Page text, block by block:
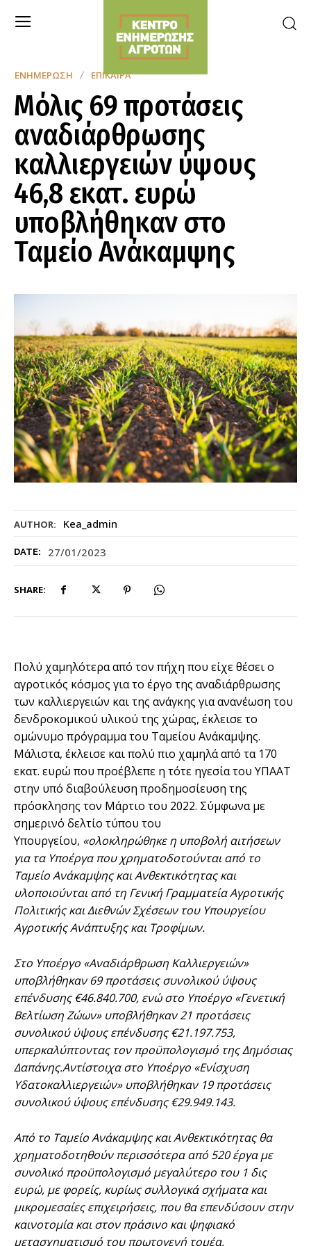
AUTHOR: Kea_admin
DATE: 27/01/2023
SHARE:
ΕΝΗΜΈΡΩΣΗ ΕΠΊΚΑΙΡΑ
Μόλις 69 προτάσεις
αναδιάρθρωσης
καλλιεργειών ύψους
46,8 εκατ. ευρώ
υποβλήθηκαν στο
Ταμείο Ανάκαμψης
Πολύ χαμηλότερα από τον πήχη που είχε θέσει ο
αγροτικός κόσμος για το έργο της αναδιάρθρωσης
των καλλιεργειών και της ανάγκης για ανανέωση του
δενδροκομικού υλικού της χώρας, έκλεισε το
ομώνυμο πρόγραμμα του Ταμείου Ανάκαμψης.
Μάλιστα, έκλεισε και πολύ πιο χαμηλά από τα 170
εκατ. ευρώ που προέβλεπε η τότε ηγεσία του ΥΠΑΑΤ
στην υπό διαβούλευση προδημοσίευση της
πρόσκλησης τον Μάρτιο του 2022. Σύμφωνα με
σημερινό δελτίο τύπου του
Υπουργείου, «ολοκληρώθηκε η υποβολή αιτήσεων
για τα Υποέργα που χρηματοδοτούνται από το
Ταμείο Ανάκαμψης και Ανθεκτικότητας και
υλοποιούνται από τη Γενική Γραμματεία Αγροτικής
Πολιτικής και Διεθνών Σχέσεων του Υπουργείου
Αγροτικής Ανάπτυξης και Τροφίμων.
Στο Υποέργο «Αναδιάρθρωση Καλλιεργειών»
υποβλήθηκαν 69 προτάσεις συνολικού ύψους
επένδυσης €46.840.700, ενώ στο Υποέργο «Γενετική
Βελτίωση Ζώων» υποβλήθηκαν 21 προτάσεις
συνολικού ύψους επένδυσης €21.197.753,
υπερκαλύπτοντας τον προϋπολογισμό της Δημόσιας
Δαπάνης.Αντίστοιχα στο Υποέργο «Ενίσχυση
Υδατοκαλλιεργειών» υποβλήθηκαν 19 προτάσεις
συνολικού ύψους επένδυσης €29.949.143.
Από το Ταμείο Ανάκαμψης και Ανθεκτικότητας θα
χρηματοδοτηθούν περισσότερα από 520 έργα με
συνολικό προϋπολογισμό μεγαλύτερο του 1 δις
ευρώ, με φορείς, κυρίως συλλογικά σχήματα και
μικρομεσαίες επιχειρήσεις, που θα επενδύσουν στην
καινοτομία και στον πράσινο και ψηφιακό
μετασχηματισμό του πρωτογενή τομέα,